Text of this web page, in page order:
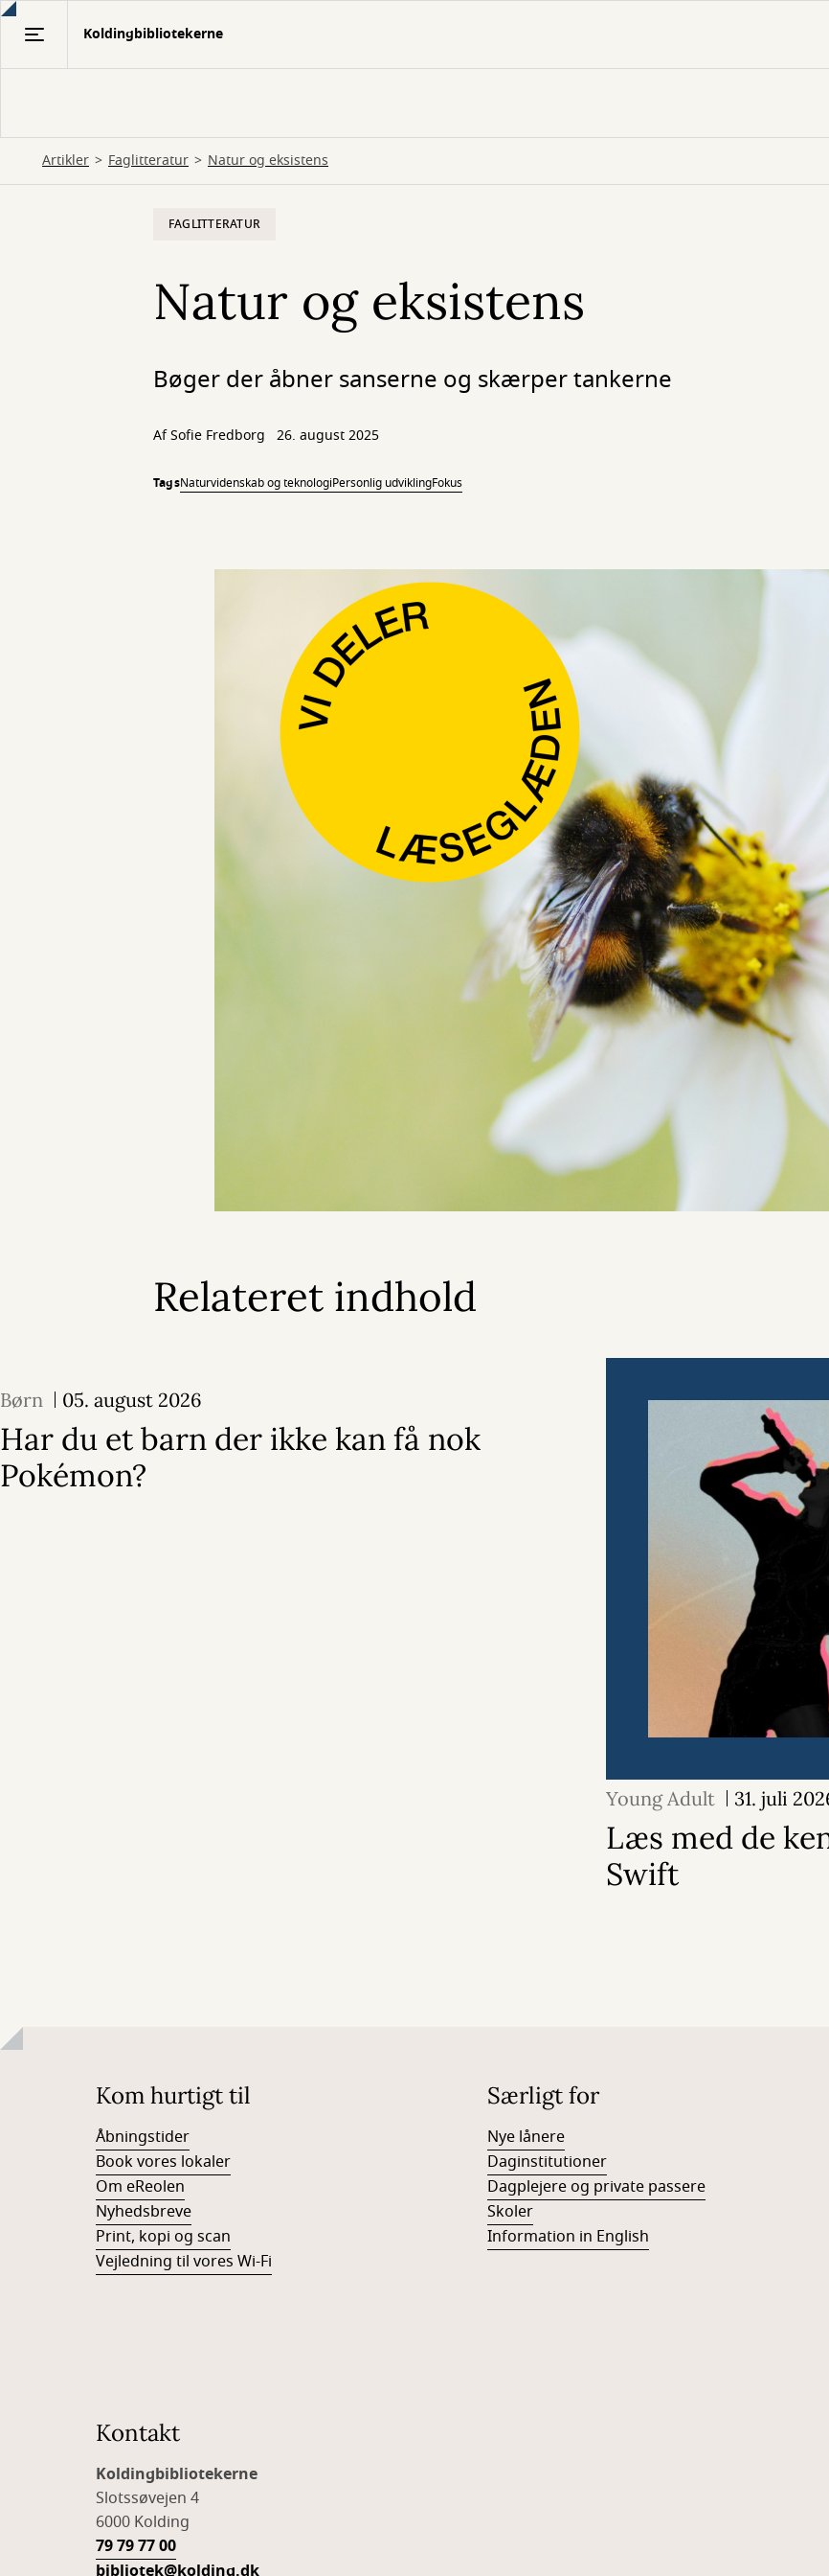
Gå
Koldingbibliotekerne
Artikler Faglitteratur Natur og eksistens
FAGLITTERATUR
Natur og eksistens
Bøger der åbner sanserne og skærper tankerne
AfSofie Fredborg 26. august 2025
TagsNaturvidenskab og teknologiPersonlig udviklingFokus
Relateret indhold
Børn 05. august 2026
Har du et barn der ikke kan få nok
Pokémon?
Young Adult 31. juli
Læs med de
Swift
Kom hurtigt til
Åbningstider
Book vores lokaler
Om eReolen
Nyhedsbreve
Print, kopi og scan
Vejledning til vores Wi-Fi
Særligt for
Nye lånere
Daginstitutioner
Dagplejere og private passere
Skoler
Information in English
Kontakt
Koldingbibliotekerne
Slotssøvejen 4
6000 Kolding
79 79 77 00
bibliotek@kolding.dk